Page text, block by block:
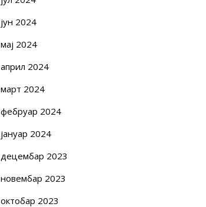
јун 2024
мај 2024
април 2024
март 2024
фебруар 2024
јануар 2024
децембар 2023
новембар 2023
октобар 2023